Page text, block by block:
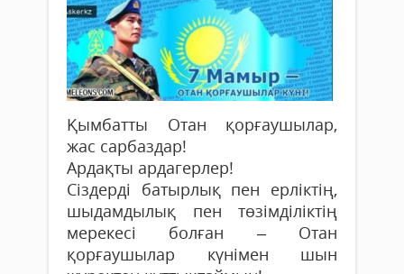
Қымбатты Отан қорғаушылар,
жас сарбаздар!
Ардақты ардагерлер!
Сіздерді батырлық пен ерліктің,
шыдамдылық пен төзімділіктің
мерекесі болған – Отан
қорғаушылар күнімен шын